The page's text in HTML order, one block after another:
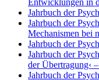
Jahrbuch der
Jahrbuch der
Mechanismen bei
Jahrbuch der
Jahrbuch der
der Übertragung‹
Jahrbuch der